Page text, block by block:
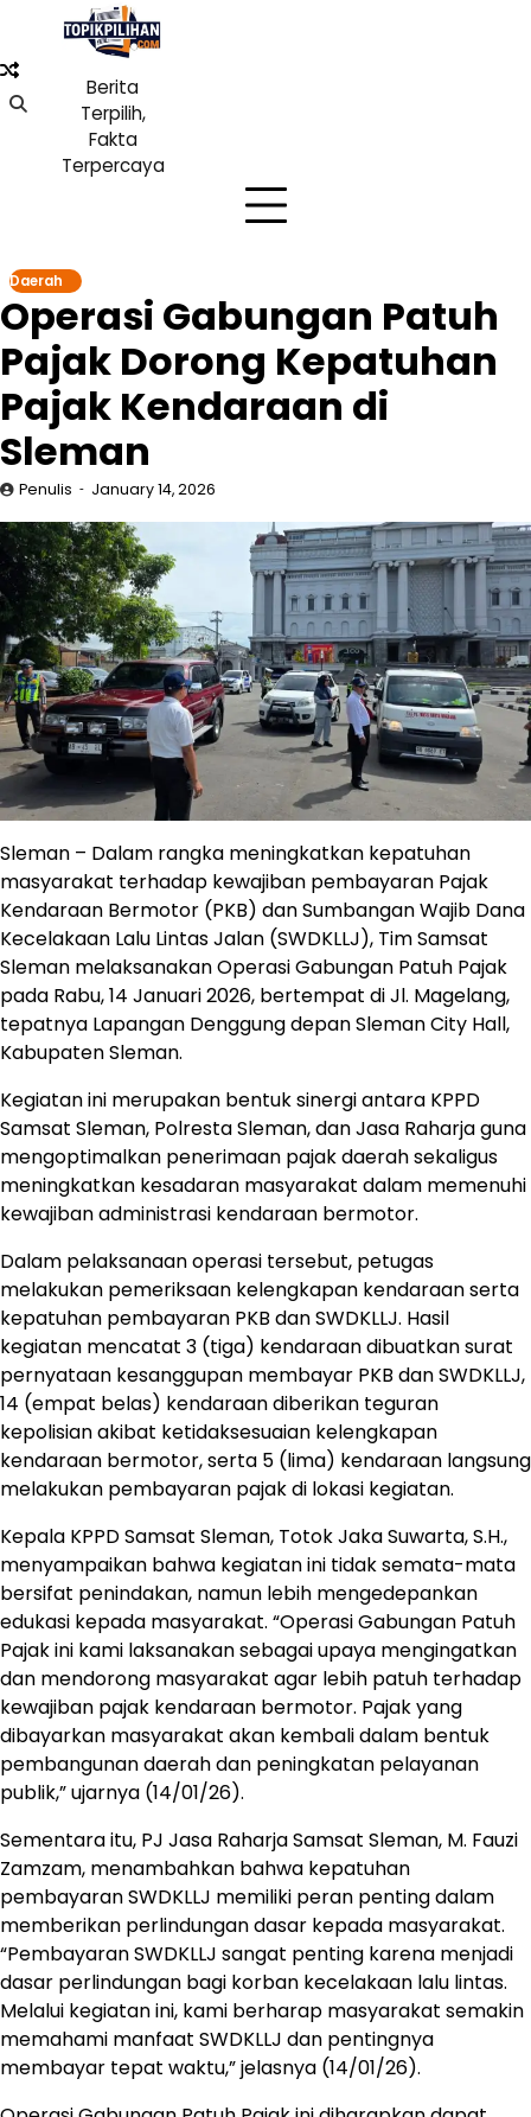
content
Berita
Terpilih,
Fakta
Terpercaya
Daerah
Operasi Gabungan Patuh
Pajak Dorong Kepatuhan
Pajak Kendaraan di
Sleman
Penulis January 14, 2026
Sleman – Dalam rangka meningkatkan kepatuhan
masyarakat terhadap kewajiban pembayaran Pajak
Kendaraan Bermotor (PKB) dan Sumbangan Wajib Dana
Kecelakaan Lalu Lintas Jalan (SWDKLLJ), Tim Samsat
Sleman melaksanakan Operasi Gabungan Patuh Pajak
pada Rabu, 14 Januari 2026, bertempat di Jl. Magelang,
tepatnya Lapangan Denggung depan Sleman City Hall,
Kabupaten Sleman.
Kegiatan ini merupakan bentuk sinergi antara KPPD
Samsat Sleman, Polresta Sleman, dan Jasa Raharja guna
mengoptimalkan penerimaan pajak daerah sekaligus
meningkatkan kesadaran masyarakat dalam memenuhi
kewajiban administrasi kendaraan bermotor.
Dalam pelaksanaan operasi tersebut, petugas
melakukan pemeriksaan kelengkapan kendaraan serta
kepatuhan pembayaran PKB dan SWDKLLJ. Hasil
kegiatan mencatat 3 (tiga) kendaraan dibuatkan surat
pernyataan kesanggupan membayar PKB dan SWDKLLJ,
14 (empat belas) kendaraan diberikan teguran
kepolisian akibat ketidaksesuaian kelengkapan
kendaraan bermotor, serta 5 (lima) kendaraan langsung
melakukan pembayaran pajak di lokasi kegiatan.
Kepala KPPD Samsat Sleman, Totok Jaka Suwarta, S.H.,
menyampaikan bahwa kegiatan ini tidak semata-mata
bersifat penindakan, namun lebih mengedepankan
edukasi kepada masyarakat. “Operasi Gabungan Patuh
Pajak ini kami laksanakan sebagai upaya mengingatkan
dan mendorong masyarakat agar lebih patuh terhadap
kewajiban pajak kendaraan bermotor. Pajak yang
dibayarkan masyarakat akan kembali dalam bentuk
pembangunan daerah dan peningkatan pelayanan
publik,” ujarnya (14/01/26).
Sementara itu, PJ Jasa Raharja Samsat Sleman, M. Fauzi
Zamzam, menambahkan bahwa kepatuhan
pembayaran SWDKLLJ memiliki peran penting dalam
memberikan perlindungan dasar kepada masyarakat.
“Pembayaran SWDKLLJ sangat penting karena menjadi
dasar perlindungan bagi korban kecelakaan lalu lintas.
Melalui kegiatan ini, kami berharap masyarakat semakin
memahami manfaat SWDKLLJ dan pentingnya
membayar tepat waktu,” jelasnya (14/01/26).